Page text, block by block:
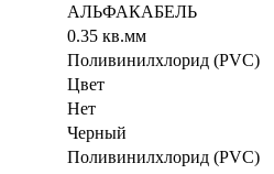
АЛЬФАКАБЕЛЬ
0.35 кв.мм
Поливинилхлорид (PVC)
Цвет
Нет
Черный
Поливинилхлорид (PVC)